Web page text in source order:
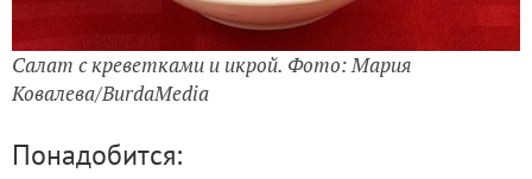
Салат с креветками и икрой. Фото: Мария
Ковалева/BurdaMedia
Понадобится: